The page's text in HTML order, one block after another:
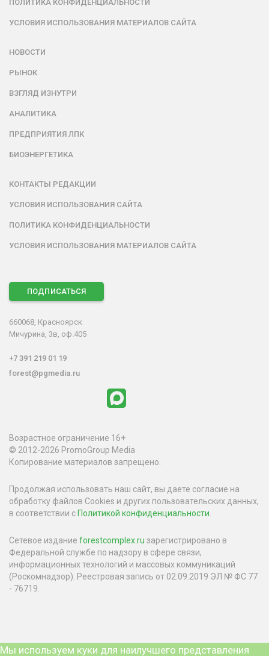
ПОЛИТИКА КОНФИДЕНЦИАЛЬНОСТИ
УСЛОВИЯ ИСПОЛЬЗОВАНИЯ МАТЕРИАЛОВ САЙТА
НОВОСТИ
РЫНОК
ВЗГЛЯД ИЗНУТРИ
АНАЛИТИКА
ПРЕДПРИЯТИЯ ЛПК
БИОЭНЕРГЕТИКА
КОНТАКТЫ РЕДАКЦИИ
УСЛОВИЯ ИСПОЛЬЗОВАНИЯ САЙТА
ПОЛИТИКА КОНФИДЕНЦИАЛЬНОСТИ
УСЛОВИЯ ИСПОЛЬЗОВАНИЯ МАТЕРИАЛОВ САЙТА
ПОДПИСАТЬСЯ
660068, Красноярск
Мичурина, 3в, оф.405
+7 391 219 01 19
forest@pgmedia.ru
Возрастное ограничение 16+
© 2012-2026 PromoGroup Media
Копирование материалов запрещено.
Продолжая использовать наш сайт, вы даете согласие на
обработку файлов Cookies и других пользовательских данных,
в соответствии сПолитикой конфиденциальности
Сетевое издание forestcomplex.ru зарегистрировано в
Федеральной службе по надзору в сфере связи,
информационных технологий и массовых коммуникаций
(Роскомнадзор). Реестровая запись от 02.09.2019 ЭЛ № ФС 77
- 76719.
Мы используем куки для наилучшего представления